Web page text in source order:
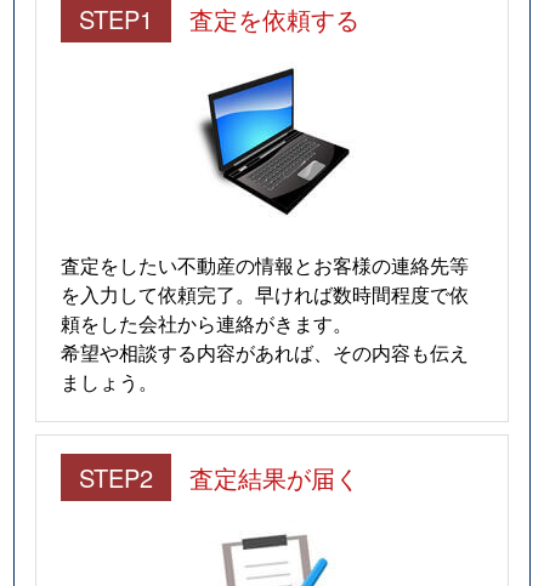
STEP1 査定を依頼する
査定をしたい不動産の情報とお客様の連絡先等
を入力して依頼完了。早ければ数時間程度で依
頼をした会社から連絡がきます。
希望や相談する内容があれば、その内容も伝え
ましょう。
STEP2 査定結果が届く